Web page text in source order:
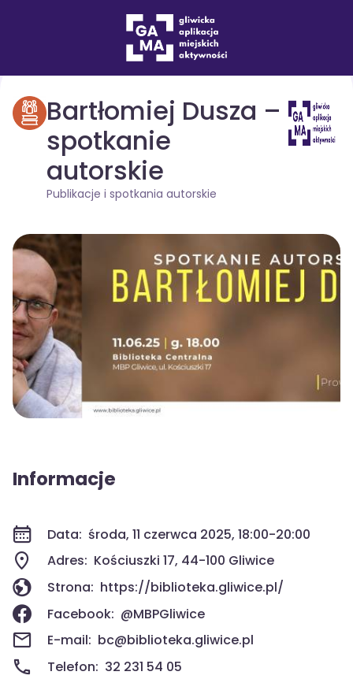
Publikacje i spotkania
autorskie
Bartłomiej Dusza –
spotkanie
autorskie
Publikacje i spotkania autorskie
Informacje
Data: środa, 11 czerwca 2025, 18:00-20:00
Adres: Kościuszki 17, 44-100 Gliwice
Strona: https://biblioteka.gliwice.pl/
Facebook: @MBPGliwice
E-mail: bc@biblioteka.gliwice.pl
Telefon: 32 231 54 05